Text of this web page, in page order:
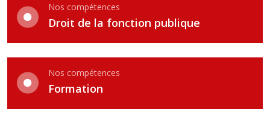
Nos compétences
Droit de la fonction publique
Nos compétences
Formation